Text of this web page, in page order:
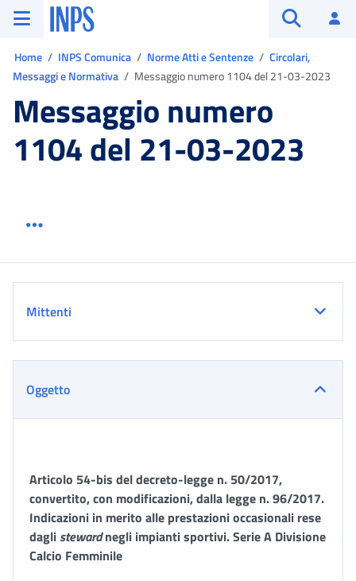
Vai al menu principale
Vai al contenuto principale
Vai al pie' di pagina
INPS ()
Home INPS Comunica Norme Atti e Sentenze
Circolari,
Messaggi e Normativa
Messaggio numero 1104 del 21-03-2023
Messaggio numero
1104 del 21-03-2023
Mittenti
Oggetto
Articolo 54-bis del decreto-legge n. 50/2017,
convertito, con modificazioni, dalla legge n. 96/2017.
Indicazioni in merito alle prestazioni occasionali rese
daglistewardnegli impianti sportivi. Serie A Divisione
Calcio Femminile